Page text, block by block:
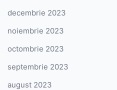
decembrie 2023
noiembrie 2023
octombrie 2023
septembrie 2023
august 2023